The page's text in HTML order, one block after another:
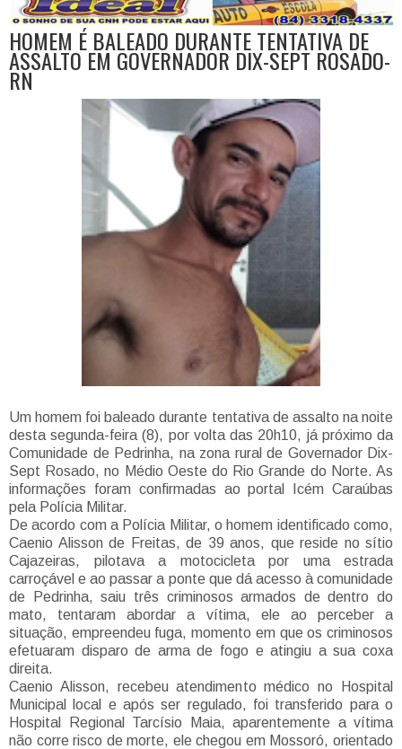
HOMEM É BALEADO DURANTE TENTATIVA DE
ASSALTO EM GOVERNADOR DIX-SEPT ROSADO-
RN
Um homem foi baleado durante tentativa de assalto na noite
desta segunda-feira (8), por volta das 20h10, já próximo da
Comunidade de Pedrinha, na zona rural de Governador Dix-
Sept Rosado, no Médio Oeste do Rio Grande do Norte. As
informações foram confirmadas ao portal Icém Caraúbas
pela Polícia Militar.
De acordo com a Polícia Militar, o homem identificado como,
Caenio Alisson de Freitas, de 39 anos, que reside no sítio
Cajazeiras, pilotava a motocicleta por uma estrada
carroçável e ao passar a ponte que dá acesso à comunidade
de Pedrinha, saiu três criminosos armados de dentro do
mato, tentaram abordar a vítima, ele ao perceber a
situação, empreendeu fuga, momento em que os criminosos
efetuaram disparo de arma de fogo e atingiu a sua coxa
direita.
Caenio Alisson, recebeu atendimento médico no Hospital
Municipal local e após ser regulado, foi transferido para o
Hospital Regional Tarcísio Maia, aparentemente a vítima
não corre risco de morte, ele chegou em Mossoró, orientado